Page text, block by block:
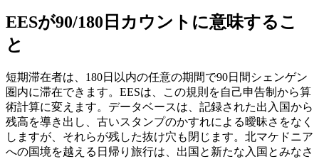
EESが90/180日カウントに意味するこ
と
短期滞在者は、180日以内の任意の期間で90日間シェンゲン
圏内に滞在できます。EESは、この規則を自己申告制から算
術計算に変えます。データベースは、記録された出入国から
残高を導き出し、古いスタンプのかすれによる曖昧さをなく
しますが、それらが残した抜け穴も閉じます。北マケドニア
への国境を越える日帰り旅行は、出国と新たな入国とみなさ